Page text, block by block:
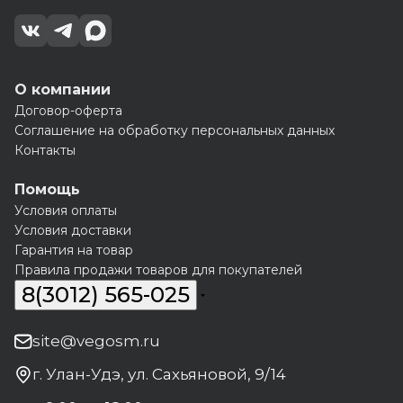
О компании
Договор-оферта
Соглашение на обработку персональных данных
Контакты
Помощь
Условия оплаты
Условия доставки
Гарантия на товар
Правила продажи товаров для покупателей
8(3012) 565-025
site@vegosm.ru
г. Улан-Удэ, ул. Сахьяновой, 9/14